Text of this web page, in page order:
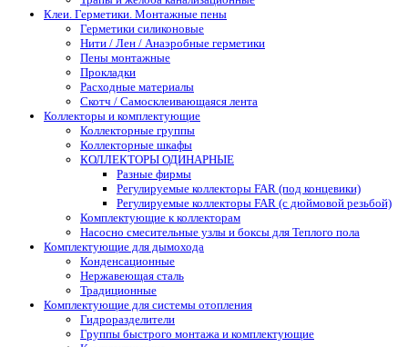
Клеи. Герметики. Монтажные пены
Герметики силиконовые
Нити / Лен / Анаэробные герметики
Пены монтажные
Прокладки
Расходные материалы
Скотч / Самосклеивающаяся лента
Коллекторы и комплектующие
Коллекторные группы
Коллекторные шкафы
КОЛЛЕКТОРЫ ОДИНАРНЫЕ
Разные фирмы
Регулируемые коллекторы FAR (под концевики)
Регулируемые коллекторы FAR (с дюймовой резьбой)
Комплектующие к коллекторам
Насосно смесительные узлы и боксы для Теплого пола
Комплектующие для дымохода
Конденсационные
Нержавеющая сталь
Традиционные
Комплектующие для системы отопления
Гидроразделители
Группы быстрого монтажа и комплектующие